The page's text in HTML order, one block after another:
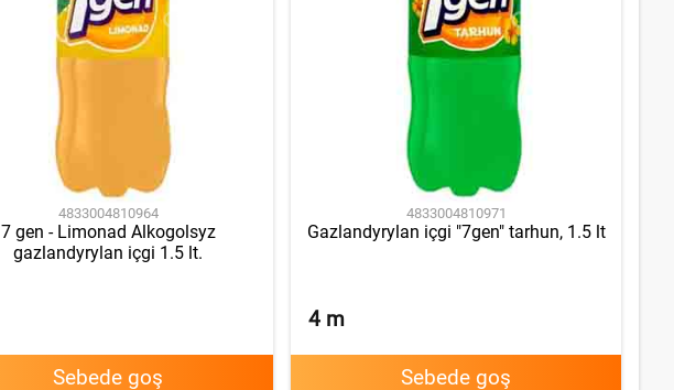
4833004810964
7 gen - Limonad Alkogolsyz
gazlandyrylan içgi 1.5 lt.
Sebede goş
4833004810971
Gazlandyrylan içgi "7gen" tarhun, 1.5 lt
4 m
Sebede goş